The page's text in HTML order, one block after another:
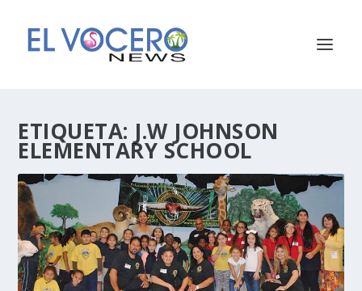
ETIQUETA: J.W JOHNSON
ELEMENTARY SCHOOL